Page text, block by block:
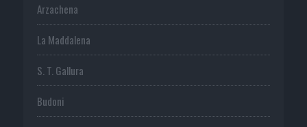
Arzachena
La Maddalena
S. T. Gallura
Budoni